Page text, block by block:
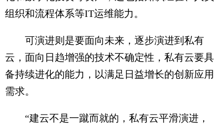
组织和流程体系等IT运维能力。
可演进则是要面向未来，逐步演进到私有
云，面向日趋增强的技术不确定性，私有云要具
备持续进化的能力，以满足日益增长的创新应用
需求。
“建云不是一蹴而就的，私有云平滑演进，